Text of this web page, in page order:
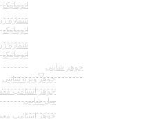
اتوماتیک
اتوماتیک
اتوماتیک
جوهر شاینی
جوهر ویژه شاینی
میل شاینی